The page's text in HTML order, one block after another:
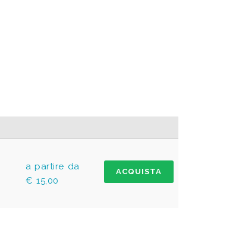
a partire da
€ 15,00
ACQUISTA